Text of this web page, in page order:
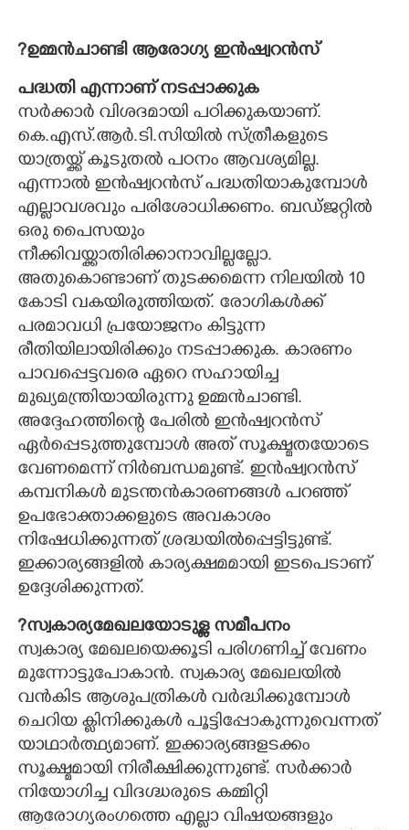
?ഉമ്മൻചാണ്ടി ആരോഗ്യ ഇൻഷ്വറൻസ്
പദ്ധതി എന്നാണ് നടപ്പാക്കുക
സർക്കാർ വിശദമായി പഠിക്കുകയാണ്.
കെ.എസ്.ആർ.ടി.സിയിൽ സ്ത്രീകളുടെ
യാത്രയ്ക്ക് കൂടുതൽ പഠനം ആവശ്യമില്ല.
എന്നാൽ ഇൻഷ്വറൻസ് പദ്ധതിയാകുമ്പോൾ
എല്ലാവശവും പരിശോധിക്കണം. ബഡ്ജറ്റിൽ
ഒരു പൈസയും
നീക്കിവയ്ക്കാതിരിക്കാനാവില്ലല്ലോ.
അതുകൊണ്ടാണ് തുടക്കമെന്ന നിലയിൽ 10
കോടി വകയിരുത്തിയത്. രോഗികൾക്ക്
പരമാവധി പ്രയോജനം കിട്ടുന്ന
രീതിയിലായിരിക്കും നടപ്പാക്കുക. കാരണം
പാവപ്പെട്ടവരെ ഏറെ സഹായിച്ച
മുഖ്യമന്ത്രിയായിരുന്നു ഉമ്മൻചാണ്ടി.
അദ്ദേഹത്തിന്റെ പേരിൽ ഇൻഷ്വറൻസ്
ഏർപ്പെടുത്തുമ്പോൾ അത് സൂക്ഷ്മതയോടെ
വേണമെന്ന് നിർബന്ധമുണ്ട്. ഇൻഷ്വറൻസ്
കമ്പനികൾ മുടന്തൻകാരണങ്ങൾ പറഞ്ഞ്
ഉപഭോക്താക്കളുടെ അവകാശം
നിഷേധിക്കുന്നത് ശ്രദ്ധയിൽപ്പെട്ടിട്ടുണ്ട്.
ഇക്കാര്യങ്ങളിൽ കാര്യക്ഷമമായി ഇടപെടാണ്
ഉദ്ദേശിക്കുന്നത്.
?സ്വകാര്യമേഖലയോടുള്ള സമീപനം
സ്വകാര്യ മേഖലയെക്കൂടി പരിഗണിച്ച് വേണം
മുന്നോട്ടുപോകാൻ. സ്വകാര്യ മേഖലയിൽ
വൻകിട ആശുപത്രികൾ വർദ്ധിക്കുമ്പോൾ
ചെറിയ ക്ലിനിക്കുകൾ പൂട്ടിപ്പോകുന്നുവെന്നത്
യാഥാർത്ഥ്യമാണ്. ഇക്കാര്യങ്ങളടക്കം
സൂക്ഷ്മമായി നിരീക്ഷിക്കുന്നുണ്ട്. സർക്കാർ
നിയോഗിച്ച വിദഗ്ദ്ധരുടെ കമ്മിറ്റി
ആരോഗ്യരംഗത്തെ എല്ലാ വിഷയങ്ങളും